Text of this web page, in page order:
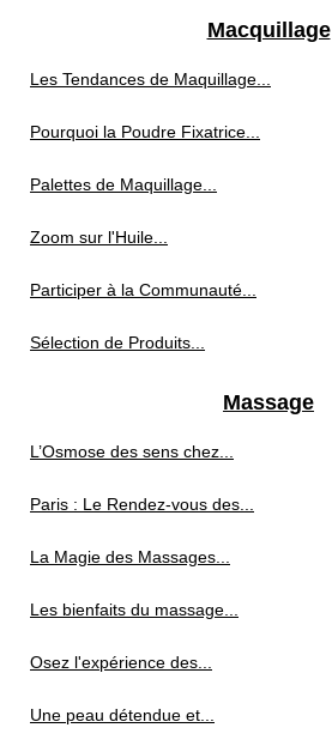
Macquillage
Les Tendances de Maquillage...
Pourquoi la Poudre Fixatrice...
Palettes de Maquillage...
Zoom sur l'Huile...
Participer à la Communauté...
Sélection de Produits...
Massage
L’Osmose des sens chez...
Paris : Le Rendez-vous des...
La Magie des Massages...
Les bienfaits du massage...
Osez l'expérience des...
Une peau détendue et...